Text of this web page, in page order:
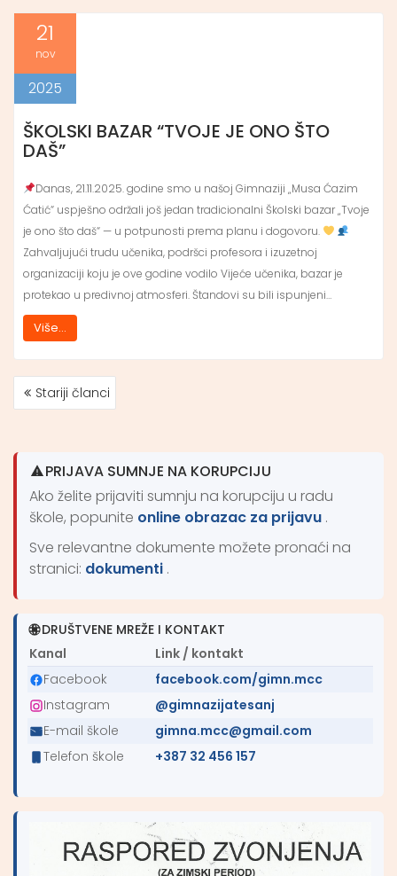
21
nov
2025
ŠKOLSKI BAZAR “TVOJE JE ONO ŠTO
DAŠ”
Danas, 21.11.2025. godine smo u našoj Gimnaziji „Musa Ćazim
Ćatić“ uspješno održali još jedan tradicionalni Školski bazar „Tvoje
je ono što daš“ — u potpunosti prema planu i dogovoru.
Zahvaljujući trudu učenika, podršci profesora i izuzetnoj
organizaciji koju je ove godine vodilo Vijeće učenika, bazar je
protekao u predivnoj atmosferi. Štandovi su bili ispunjeni…
Više...
NAVIGACIJA
Stariji članci
PRIJAVA SUMNJE NA KORUPCIJU
Ako želite prijaviti sumnju na korupciju u radu
škole, popunite online obrazac za prijavu .
Sve relevantne dokumente možete pronaći na
stranici: dokumenti .
DRUŠTVENE MREŽE I KONTAKT
Kanal
Link / kontakt
Facebook
facebook.com/gimn.mcc
Instagram
@gimnazijatesanj
E-mail škole
gimna.mcc@gmail.com
Telefon škole
+387 32 456 157